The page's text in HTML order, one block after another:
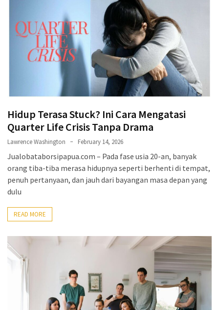
Hidup Terasa Stuck? Ini Cara Mengatasi
Quarter Life Crisis Tanpa Drama
Lawrence Washington February 14, 2026
Jualobataborsipapua.com – Pada fase usia 20-an, banyak
orang tiba-tiba merasa hidupnya seperti berhenti di tempat,
penuh pertanyaan, dan jauh dari bayangan masa depan yang
dulu
READ MORE